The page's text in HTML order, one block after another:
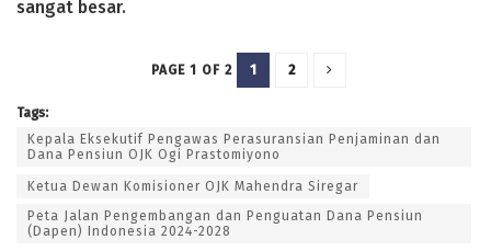
sangat besar.
PAGE 1 OF 2 1 2
Tags:
Kepala Eksekutif Pengawas Perasuransian Penjaminan dan
Dana Pensiun OJK Ogi Prastomiyono
Ketua Dewan Komisioner OJK Mahendra Siregar
Peta Jalan Pengembangan dan Penguatan Dana Pensiun
(Dapen) Indonesia 2024-2028